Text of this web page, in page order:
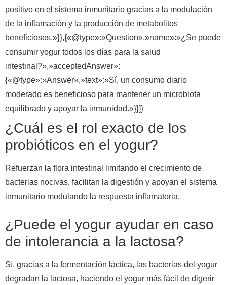
positivo en el sistema inmunitario gracias a la modulación
de la inflamación y la producción de metabolitos
beneficiosos.»}},{«@type»:»Question»,»name»:»¿Se puede
consumir yogur todos los días para la salud
intestinal?»,»acceptedAnswer»:
{«@type»:»Answer»,»text»:»Sí, un consumo diario
moderado es beneficioso para mantener un microbiota
equilibrado y apoyar la inmunidad.»}}]}
¿Cuál es el rol exacto de los
probióticos en el yogur?
Refuerzan la flora intestinal limitando el crecimiento de
bacterias nocivas, facilitan la digestión y apoyan el sistema
inmunitario modulando la respuesta inflamatoria.
¿Puede el yogur ayudar en caso
de intolerancia a la lactosa?
Sí, gracias a la fermentación láctica, las bacterias del yogur
degradan la lactosa, haciendo el yogur más fácil de digerir